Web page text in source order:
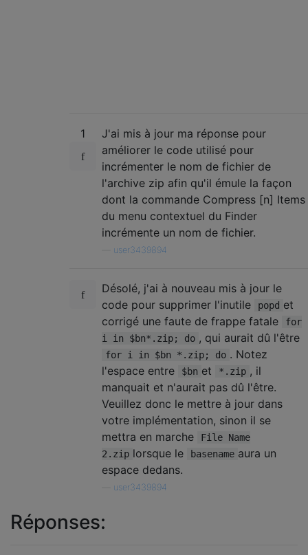
1
J'ai mis à jour ma réponse pour
améliorer le code utilisé pour
incrémenter le nom de fichier de
l'archive zip afin qu'il émule la façon
dont la commande Compress [n] Items
du menu contextuel du Finder
incrémente un nom de fichier.
user3439894
Désolé, j'ai à nouveau mis à jour le
code pour supprimer l'inutile
popd et
corrigé une faute de frappe fatale
for
i in $bn*.zip; do , qui aurait dû l'être
for i in $bn *.zip; do . Notez
l'espace entre
$bn et *.zip , il
manquait et n'aurait pas dû l'être.
Veuillez donc le mettre à jour dans
votre implémentation, sinon il se
mettra en marche
File Name
2.zip lorsque le basename aura un
espace dedans.
user3439894
Réponses: